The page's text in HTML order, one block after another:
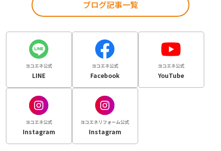
ブログ記事一覧
ヨコエネ公式
LINE
ヨコエネ公式
Facebook
ヨコエネ公式
YouTube
ヨコエネ公式
Instagram
ヨコエネリフォーム公式
Instagram